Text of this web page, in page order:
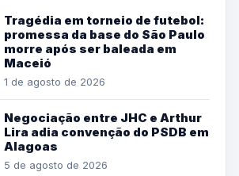
Tragédia em torneio de futebol:
promessa da base do São Paulo
morre após ser baleada em
Maceió
1 de agosto de 2026
Negociação entre JHC e Arthur
Lira adia convenção do PSDB em
Alagoas
5 de agosto de 2026